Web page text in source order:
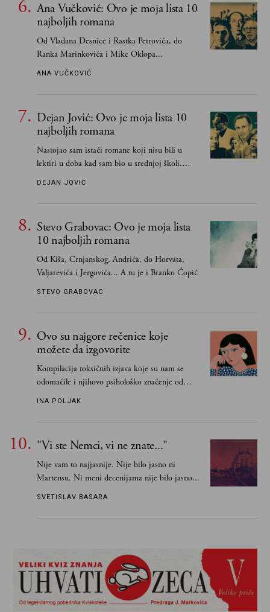
Ana Vučković: Ovo je moja lista 10
najboljih romana
Od Vladana Desnice i Rastka Petrovića, do
Ranka Marinkovića i Mike Oklopa...
ANA VUČKOVIĆ
Dejan Jović: Ovo je moja lista 10
najboljih romana
Nastojao sam istaći romane koji nisu bili u
lektiri u doba kad sam bio u srednjoj školi.
Smatrao sam da su "klasici" već dovoljno
DEJAN JOVIĆ
Stevo Grabovac: Ovo je moja lista
10 najboljih romana
Od Kiša, Crnjanskog, Andrića, do Horvata,
Valjarevića i Jergovića... A tu je i Branko Ćopić
STEVO GRABOVAC
Ovo su najgore rečenice koje
možete da izgovorite
Kompilacija toksičnih izjava koje su nam se
odomaćile i njihovo psihološko značenje od
INA POLJAK
"Vi ste Nemci, vi ne znate..."
Nije vam to najjasnije. Nije bilo jasno ni
Martensu. Ni meni decenijama nije bilo jasno...
SVETISLAV BASARA